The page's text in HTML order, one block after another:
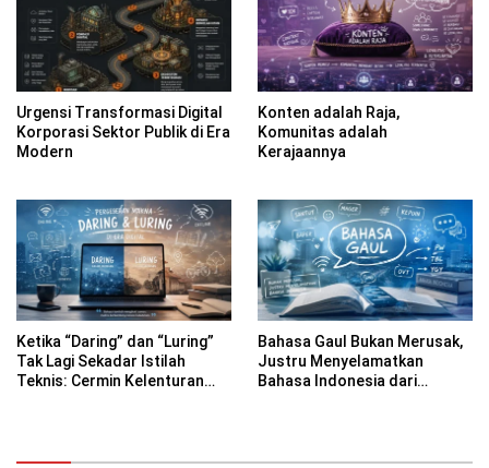
Urgensi Transformasi Digital
Korporasi Sektor Publik di Era
Modern
Konten adalah Raja,
Komunitas adalah
Kerajaannya
Ketika “Daring” dan “Luring”
Tak Lagi Sekadar Istilah
Teknis: Cermin Kelenturan
Bahasa Gaul Bukan Merusak,
Justru Menyelamatkan
Bahasa Indonesia dari